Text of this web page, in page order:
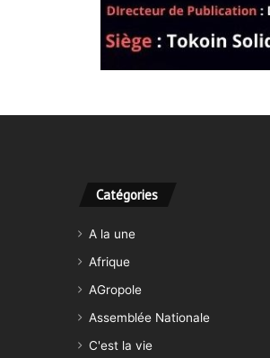
Catégories
A la une
Afrique
AGropole
Assemblée Nationale
C'est la vie